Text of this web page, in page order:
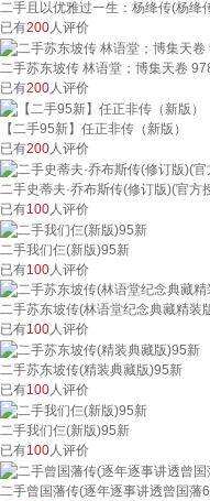
二手且以优雅过一生：杨绛传(杨绛
已有200人评价
二手苏东坡传 林语堂；博集天卷
已有200人评价
【二手95新】任正非传（新版）
已有200人评价
二手史蒂夫·乔布斯传(修订版)(官
已有100 人评价
二手我们仨(新版)95新
已有100 人评价
二手苏东坡传(林语堂纪念典藏精装
已有100人评价
二手苏东坡传(精装典藏版)95新
已有100人评价
二手我们仨(新版)95新
已有100人评价
二手曾国藩传(逐年逐事讲透曾国藩